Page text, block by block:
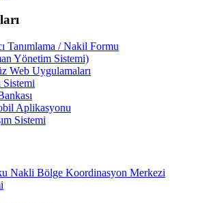
Tanımlama / Nakil Formu
Yönetim Sistemi)
Web Uygulamaları
Aplikasyonu
Sistemi
Nakli Bölge Koordinasyon Merkezi